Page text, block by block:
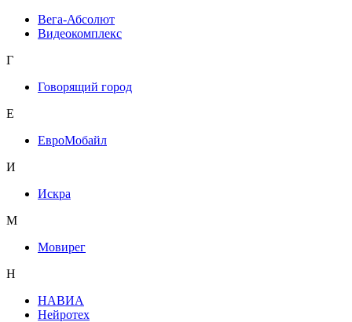
Вега-Абсолют
Видеокомплекс
Г
Говорящий город
Е
ЕвроМобайл
И
Искра
М
Мовирег
Н
НАВИА
Нейротех